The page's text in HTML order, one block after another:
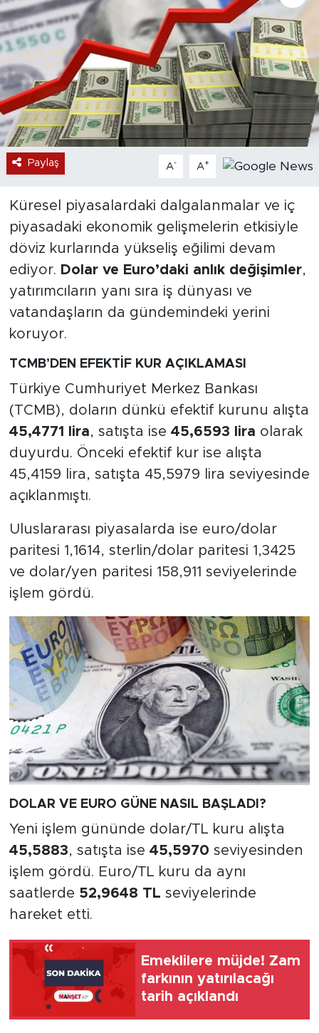
Paylaş A- A+
Küresel piyasalardaki dalgalanmalar ve iç
piyasadaki ekonomik gelişmelerin etkisiyle
döviz kurlarında yükseliş eğilimi devam
ediyor. Dolar ve Euro’daki anlık değişimler,
yatırımcıların yanı sıra iş dünyası ve
vatandaşların da gündemindeki yerini
koruyor.
TCMB’DEN EFEKTİF KUR AÇIKLAMASI
Türkiye Cumhuriyet Merkez Bankası
(TCMB), doların dünkü efektif kurunu alışta
45,4771 lira, satışta ise 45,6593 lira olarak
duyurdu. Önceki efektif kur ise alışta
45,4159 lira, satışta 45,5979 lira seviyesinde
açıklanmıştı.
Uluslararası piyasalarda ise euro/dolar
paritesi 1,1614, sterlin/dolar paritesi 1,3425
ve dolar/yen paritesi 158,911 seviyelerinde
işlem gördü.
DOLAR VE EURO GÜNE NASIL BAŞLADI?
Yeni işlem gününde dolar/TL kuru alışta
45,5883, satışta ise 45,5970 seviyesinden
işlem gördü. Euro/TL kuru da aynı
saatlerde 52,9648 TL seviyelerinde
hareket etti.
Emeklilere müjde! Zam
farkının yatırılacağı
tarih açıklandı